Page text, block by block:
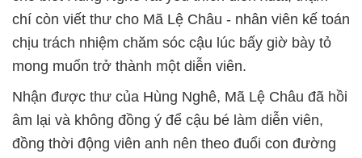
chí còn viết thư cho Mã Lệ Châu - nhân viên kế toán
chịu trách nhiệm chăm sóc cậu lúc bấy giờ bày tỏ
mong muốn trở thành một diễn viên.
Nhận được thư của Hùng Nghê, Mã Lệ Châu đã hồi
âm lại và không đồng ý để cậu bé làm diễn viên,
đồng thời động viên anh nên theo đuổi con đường